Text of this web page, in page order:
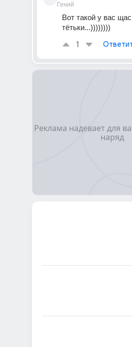
Гений
Вот такой у вас
тётьки...))))))))
1